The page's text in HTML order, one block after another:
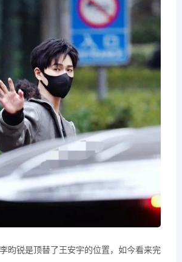
昀锐是顶替了王安宇的位置，如今看来完